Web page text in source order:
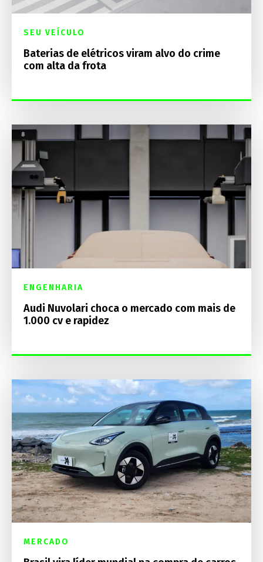
SEU VEÍCULO
Baterias de elétricos viram alvo do crime
com alta da frota
ENGENHARIA
Audi Nuvolari choca o mercado com mais de
1.000 cv e rapidez
MERCADO